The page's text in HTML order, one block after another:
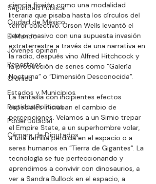
Seguridad Pública
Ciudad de México
El Mundo
Jóvenes opinan
Reportajes
Crónica
Estados y Municipios
Partidos Políticos
Poder Judicial
Cámara de Diputados
ciencia ficción como una modalidad
literaria que pisaba hasta los círculos del
terror colectivo. Orson Wells levantó el
temor masivo con una supuesta invasión
extraterrestre a través de una narrativa en
la radio, después vino Alfred Hitchcock y
la producción de series como “Galería
Nocturna” o “Dimensión Desconocida”.
La fantasía con incipientes efectos
especiales iniciaban el cambio de
percepciones. Veíamos a un Simio trepar
el Empire State, a un superhombre volar,
a una familia perdida en el espacio o a
seres humanos en “Tierra de Gigantes”. La
tecnología se fue perfeccionando y
aprendimos a convivir con dinosaurios, a
ver a Sandra Bullock en el espacio, a